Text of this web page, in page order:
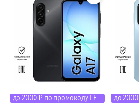
пвз
Мультимедиа
гарантия
Наушники
Беспроводные
Проводные
Наушники с
TWS наушники
доставка
Акустические системы
пвз
сплит
Аксессуары
до 2000 ₽ по промокоду LETO